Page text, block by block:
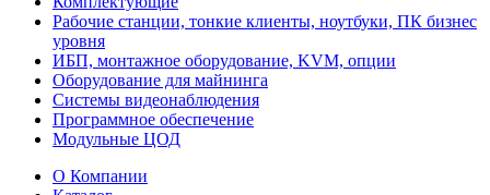
Рабочие станции, тонкие клиенты, ноутбуки, ПК бизнес
уровня
ИБП, монтажное оборудование, KVM, опции
Оборудование для майнинга
Системы видеонаблюдения
Программное обеспечение
Модульные ЦОД
О Компании